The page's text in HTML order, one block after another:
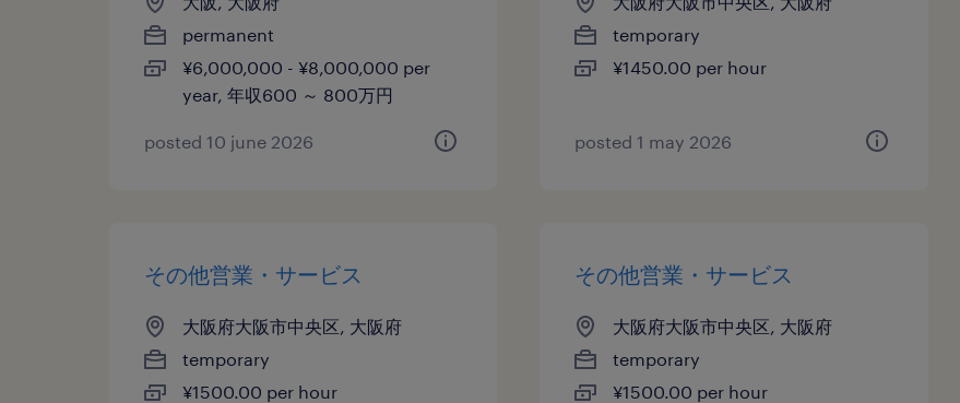
permanent
¥6,000,000 - ¥8,000,000 per
year, 年収600 ～ 800万円
posted 10 june 2026
temporary
¥1450.00 per hour
posted 1 may 2026
その他営業・サービス
大阪府大阪市中央区, 大阪府
temporary
¥1500.00 per hour
その他営業・サービス
大阪府大阪市中央区, 大阪府
temporary
¥1500.00 per hour